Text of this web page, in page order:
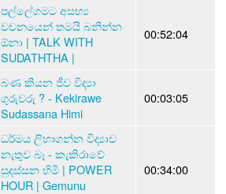
පල්ලේගමට අසභ්‍ය
වචනයෙන් තමයි බනින්න
ඕනා | TALK WITH
SUDATHTHA |
00:52:04
බණ කියන ජීව විද්‍යා
ගුරුවරු ? - Kekirawe
Sudassana Himi
00:03:05
ධර්මය ලිහාගන්න විද්‍යාව
නැතුව බෑ - කැකිරාවේ
සුදස්සන හිමි | POWER
HOUR | Gemunu
00:34:00